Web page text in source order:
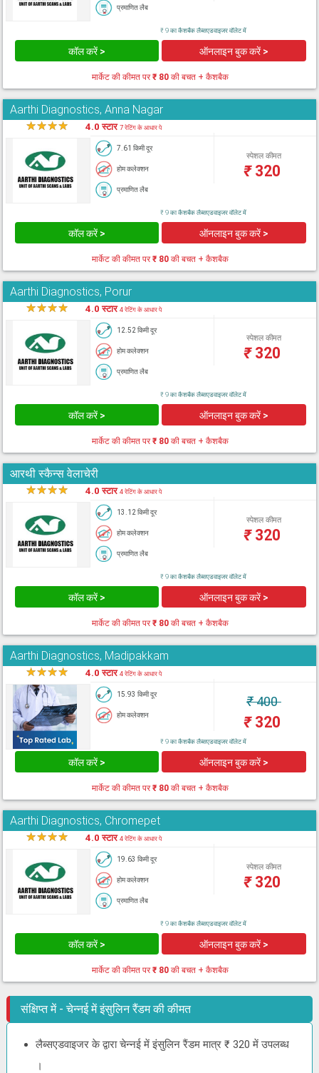
प्रमाणित लैब
₹ 9 का कैशबैक लैब्सएडवाइजर वॉलेट में
कॉल करें > ऑनलाइन बुक करें >
मार्केट की कीमत पर₹ 80 की बचत + कैशबैक
Aarthi Diagnostics, Anna Nagar
★★★★ 4.0 स्टार7 रेटिंग के आधार पे
7.61 किमी दूर
होम कलेक्शन
प्रमाणित लैब
स्पेशल कीमत
₹320
₹ 9 का कैशबैक लैब्सएडवाइजर वॉलेट में
कॉल करें > ऑनलाइन बुक करें >
मार्केट की कीमत पर₹ 80 की बचत + कैशबैक
Aarthi Diagnostics, Porur
★★★★ 4.0 स्टार4 रेटिंग के आधार पे
12.52 किमी दूर
होम कलेक्शन
प्रमाणित लैब
स्पेशल कीमत
₹320
₹ 9 का कैशबैक लैब्सएडवाइजर वॉलेट में
कॉल करें > ऑनलाइन बुक करें >
मार्केट की कीमत पर₹ 80 की बचत + कैशबैक
आरथी स्कैन्स वेलाचेरी
★★★★ 4.0 स्टार4 रेटिंग के आधार पे
13.12 किमी दूर
होम कलेक्शन
प्रमाणित लैब
स्पेशल कीमत
₹320
₹ 9 का कैशबैक लैब्सएडवाइजर वॉलेट में
कॉल करें > ऑनलाइन बुक करें >
मार्केट की कीमत पर₹ 80 की बचत + कैशबैक
Aarthi Diagnostics, Madipakkam
★★★★ 4.0 स्टार4 रेटिंग के आधार पे
15.93 किमी दूर
होम कलेक्शन
₹400
₹320
₹ 9 का कैशबैक लैब्सएडवाइजर वॉलेट में
कॉल करें > ऑनलाइन बुक करें >
मार्केट की कीमत पर₹ 80 की बचत + कैशबैक
Aarthi Diagnostics, Chromepet
★★★★ 4.0 स्टार4 रेटिंग के आधार पे
19.63 किमी दूर
होम कलेक्शन
प्रमाणित लैब
स्पेशल कीमत
₹320
₹ 9 का कैशबैक लैब्सएडवाइजर वॉलेट में
कॉल करें > ऑनलाइन बुक करें >
मार्केट की कीमत पर₹ 80 की बचत + कैशबैक
संक्षिप्त में - चेन्नई में इंसुलिन रैंडम की कीमत
लैब्सएडवाइजर के द्वारा चेन्नई में इंसुलिन रैंडम मात्र ₹ 320 में उपलब्ध
।